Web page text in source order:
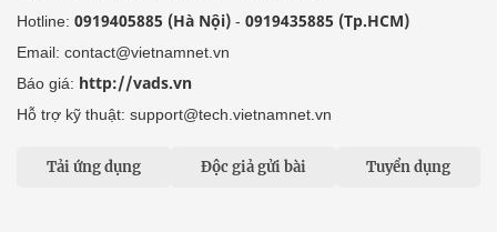
Hotline: 0919405885 (Hà Nội) - 0919435885 (Tp.HCM)
Email: contact@vietnamnet.vn
Báo giá: http://vads.vn
Hỗ trợ kỹ thuật: support@tech.vietnamnet.vn
Tải ứng dụng Độc giả gửi bài Tuyển dụng